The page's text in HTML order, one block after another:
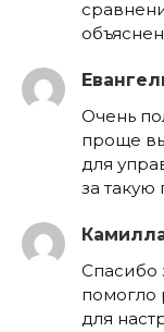
Очень
проще
для
за
Спасибо
помогло
для